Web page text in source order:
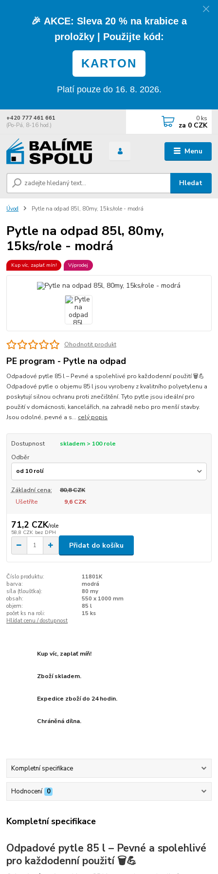
🎉 AKCE: Sleva 20 % na krabice a
proložky| Použijte kód:
KARTON
Platí pouze do 16. 8. 2026.
Menu
Hledat
+420 777 461 661
(Po-Pá, 8-16 hod.)
0 ks
za 0 CZK
Úvod Pytle na odpad 85l, 80my, 15ks/role - modrá
Pytle na odpad 85l, 80my,
15ks/role - modrá
Kup víc, zaplať mín! Výprodej
Ohodnotit produkt
PE program - Pytle na odpad
Odpadové pytle 85 l – Pevné a spolehlivé pro každodenní použití 🗑️💪
Odpadové pytle o objemu 85 l jsou vyrobeny z kvalitního polyetylenu a
poskytují silnou ochranu proti znečištění. Tyto pytle jsou ideální pro
použití v domácnosti, kancelářích, na zahradě nebo pro menší stavby.
Jsou odolné, pevné a s... celý popis
Dostupnost
skladem > 100 role
Odběr
Základní cena:
80,8 CZK
Ušetříte
9,6 CZK
71,2 CZK/role
58,8 CZK bez DPH
Přidat do košíku
Číslo produktu:
11801K
barva:
modrá
síla (tloušťka):
80 my
obsah:
550 x 1000 mm
objem:
85 l
počet ks na roli:
15 ks
Hlídat cenu / dostupnost
Kup víc, zaplať míň!
Zboží skladem.
Expedice zboží do 24 hodin.
Chráněná dílna.
Kompletní specifikace
Hodnocení 0
Kompletní specifikace
Odpadové pytle 85 l – Pevné a spolehlivé
pro každodenní použití 🗑️💪